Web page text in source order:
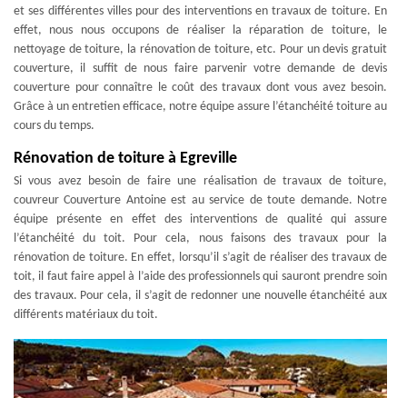
et ses différentes villes pour des interventions en travaux de toiture. En
effet, nous nous occupons de réaliser la réparation de toiture, le
nettoyage de toiture, la rénovation de toiture, etc. Pour un devis gratuit
couverture, il suffit de nous faire parvenir votre demande de devis
couverture pour connaître le coût des travaux dont vous avez besoin.
Grâce à un entretien efficace, notre équipe assure l’étanchéité toiture au
cours du temps.
Rénovation de toiture à Egreville
Si vous avez besoin de faire une réalisation de travaux de toiture,
couvreur Couverture Antoine est au service de toute demande. Notre
équipe présente en effet des interventions de qualité qui assure
l’étanchéité du toit. Pour cela, nous faisons des travaux pour la
rénovation de toiture. En effet, lorsqu’il s’agit de réaliser des travaux de
toit, il faut faire appel à l’aide des professionnels qui sauront prendre soin
des travaux. Pour cela, il s’agit de redonner une nouvelle étanchéité aux
différents matériaux du toit.